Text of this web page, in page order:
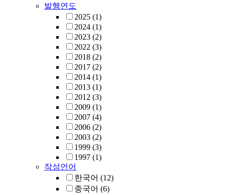
발행연도
2025 (1)
2024 (1)
2023 (2)
2022 (3)
2018 (2)
2017 (2)
2014 (1)
2013 (1)
2012 (3)
2009 (1)
2007 (4)
2006 (2)
2003 (2)
1999 (3)
1997 (1)
작성언어
한국어 (12)
중국어 (6)